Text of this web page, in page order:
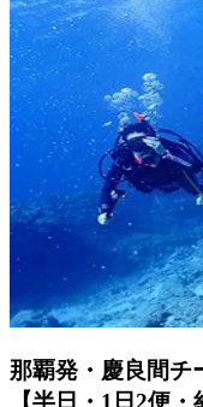
那覇発・慶良間チ
【半日・1日2便